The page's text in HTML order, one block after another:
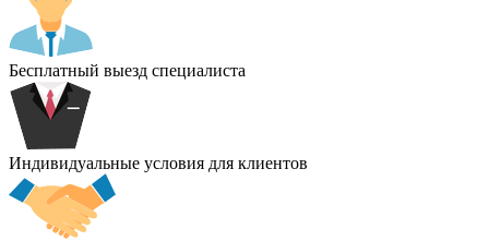
Бесплатный выезд специалиста
Индивидуальные условия для клиентов